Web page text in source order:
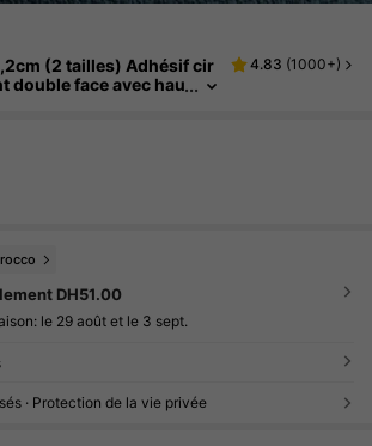
(2 tailles) Adhésif cir
double face avec hau
rond en gros, célébratio
4.83 (1000+)
DH51.00
le 29 août et le 3 sept.
· Protection de la vie privée